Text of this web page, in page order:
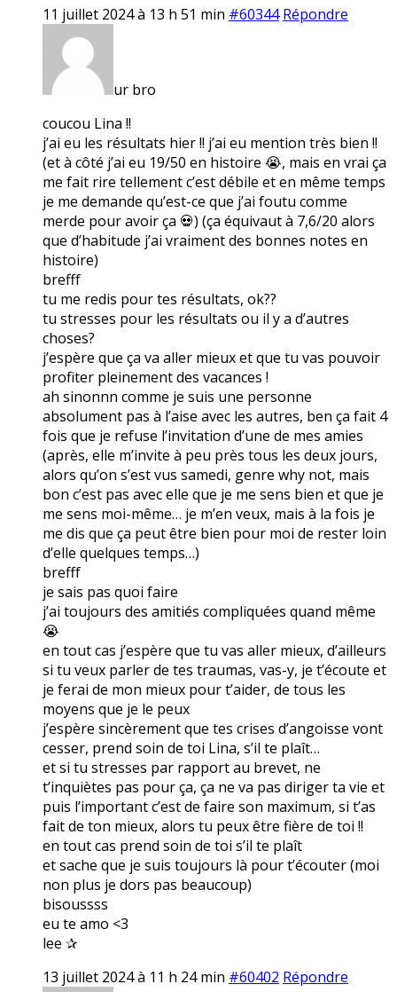
11 juillet 2024 à 13 h 51 min #60344 Répondre
ur bro
coucou Lina !!
j’ai eu les résultats hier !! j’ai eu mention très bien !!
(et à côté j’ai eu 19/50 en histoire 😭, mais en vrai ça
me fait rire tellement c’est débile et en même temps
je me demande qu’est-ce que j’ai foutu comme
merde pour avoir ça 💀) (ça équivaut à 7,6/20 alors
que d’habitude j’ai vraiment des bonnes notes en
histoire)
brefff
tu me redis pour tes résultats, ok??
tu stresses pour les résultats ou il y a d’autres
choses?
j’espère que ça va aller mieux et que tu vas pouvoir
profiter pleinement des vacances !
ah sinonnn comme je suis une personne
absolument pas à l’aise avec les autres, ben ça fait 4
fois que je refuse l’invitation d’une de mes amies
(après, elle m’invite à peu près tous les deux jours,
alors qu’on s’est vus samedi, genre why not, mais
bon c’est pas avec elle que je me sens bien et que je
me sens moi-même… je m’en veux, mais à la fois je
me dis que ça peut être bien pour moi de rester loin
d’elle quelques temps…)
brefff
je sais pas quoi faire
j’ai toujours des amitiés compliquées quand même
😭
en tout cas j’espère que tu vas aller mieux, d’ailleurs
si tu veux parler de tes traumas, vas-y, je t’écoute et
je ferai de mon mieux pour t’aider, de tous les
moyens que je le peux
j’espère sincèrement que tes crises d’angoisse vont
cesser, prend soin de toi Lina, s’il te plaît…
et si tu stresses par rapport au brevet, ne
t’inquiètes pas pour ça, ça ne va pas diriger ta vie et
puis l’important c’est de faire son maximum, si t’as
fait de ton mieux, alors tu peux être fière de toi !!
en tout cas prend soin de toi s’il te plaît
et sache que je suis toujours là pour t’écouter (moi
non plus je dors pas beaucoup)
bisoussss
eu te amo <3
lee ✰
13 juillet 2024 à 11 h 24 min #60402 Répondre